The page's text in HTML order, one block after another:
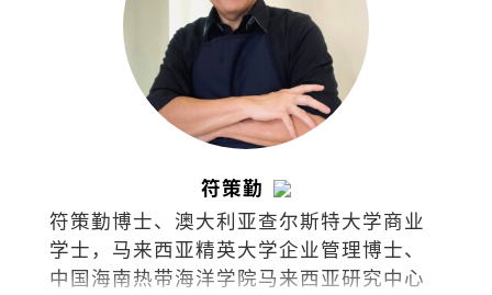
符策勤
符策勤博士、澳大利亚查尔斯特大学商业
学士，马来西亚精英大学企业管理博士、
中国海南热带海洋学院马来西亚研究中心